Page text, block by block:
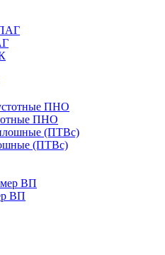
ПНО
(ПТВс)
ВП